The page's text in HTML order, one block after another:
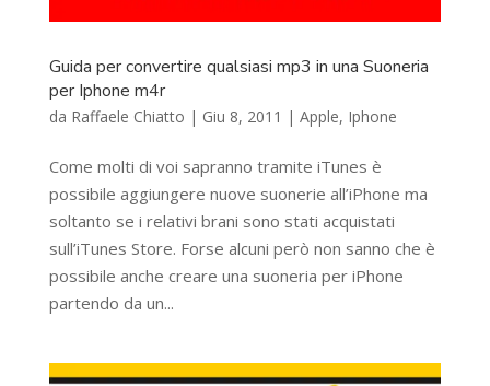
Guida per convertire qualsiasi mp3 in una Suoneria
per Iphone m4r
da Raffaele Chiatto | Giu 8, 2011 | Apple, Iphone
Come molti di voi sapranno tramite iTunes è
possibile aggiungere nuove suonerie all’iPhone ma
soltanto se i relativi brani sono stati acquistati
sull’iTunes Store. Forse alcuni però non sanno che è
possibile anche creare una suoneria per iPhone
partendo da un...